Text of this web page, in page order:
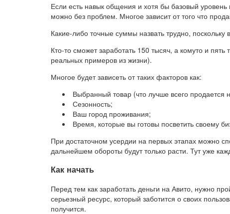
Если есть навык общения и хотя бы базовый
можно без проблем. Многое зависит от того что
Какие-либо точные суммы назвать трудно, поскольку
Кто-то сможет заработать 150 тысяч, а комуто и
реальных примеров из жизни).
Многое будет зависеть от таких факторов как:
Выбранный товар (что лучше всего
Сезонность;
Ваш город проживания;
Время, которые вы готовы посветить своему
При достаточном усердии на первых этапах можно
дальнейшем обороты будут только расти. Тут уже
Как начать
Перед тем как заработать деньги на Авито, нужно
серьезный ресурс, который заботится о своих
получится.